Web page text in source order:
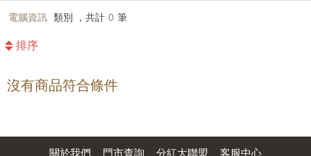
電腦資訊 類別 ，共計 0 筆
排序
沒有商品符合條件
關於我們 門市查詢 分紅大聯盟 客服中心